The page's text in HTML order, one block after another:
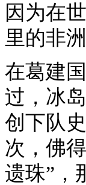
因为在
里的非
在葛建
过，冰
创下队
次，佛
遗珠”，